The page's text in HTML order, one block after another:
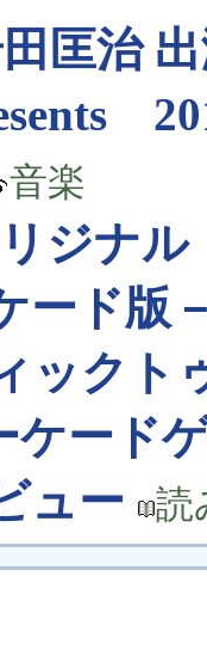
田匡治
音楽
リジナ
ード版
ックト
ケード
ュー
読